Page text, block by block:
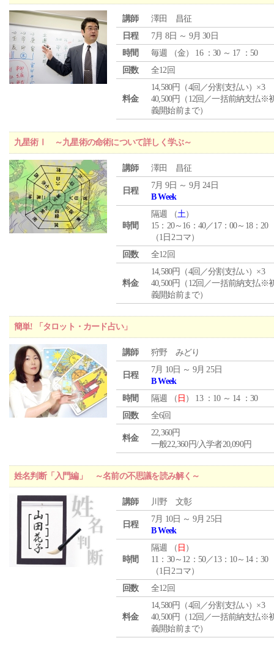
講師
澤田 昌征
日程
7月 8日 ～ 9月 30日
時間
毎週 （金） 16 ：30 ～ 17 ：50
回数
全12回
料金
14,580円（4回／分割支払い）×3
40,500円（12回／一括前納支払※
義開始前まで）
九星術Ⅰ ～九星術の命術について詳しく学ぶ～
講師 澤田 昌征
日程
7月 9日 ～ 9月 24日
B Week
時間
隔週 （土）
15：20～16：40／17：00～18：20
（1日2コマ）
回数
全12回
料金
14,580円（4回／分割支払い）×3
40,500円（12回／一括前納支払※
義開始前まで）
簡単! 「タロット・カード占い」
講師 狩野 みどり
日程
7月 10日 ～ 9月 25日
B Week
時間
隔週 （ 日 ） 13 ：10 ～ 14 ：30
回数
全6回
料金
22,360円
一般22,360円/入学者20,090円
姓名判断「入門編」 ～名前の不思議を読み解く～
講師 川野 文彰
日程
7月 10日 ～ 9月 25日
B Week
時間
隔週 （ 日 ）
11：30～12：50／13：10～14：30
（1日2コマ）
回数
全12回
料金
14,580円（4回／分割支払い）×3
40,500円（12回／一括前納支払※
義開始前まで）